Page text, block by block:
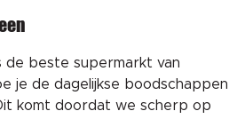
de beste supermarkt van
je de dagelijkse boodschappen
komt doordat we scherp op